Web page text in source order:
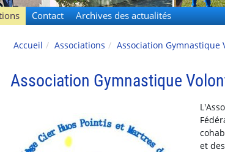
Contact Archives des actualités
Accueil Associations Association Gymnastique
Association Gymnastique
et